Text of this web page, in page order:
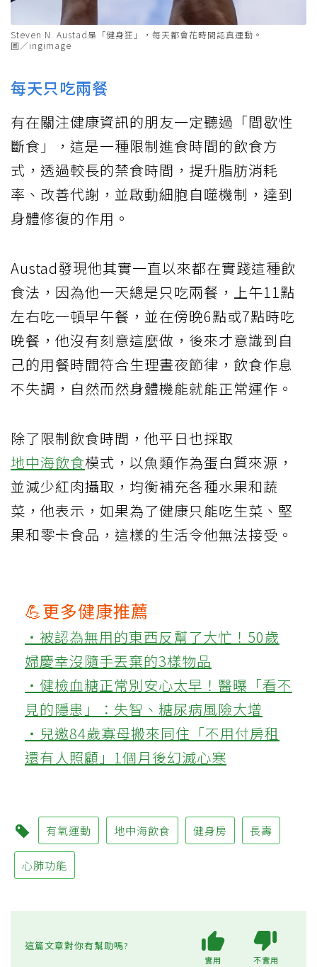
Steven N. Austad是「健身狂」，每天都會花時間認真運動。
圖／ingimage
每天只吃兩餐
有在關注健康資訊的朋友一定聽過「間歇性
斷食」，這是一種限制進食時間的飲食方
式，透過較長的禁食時間，提升脂肪消耗
率、改善代謝，並啟動細胞自噬機制，達到
身體修復的作用。
Austad發現他其實一直以來都在實踐這種飲
食法，因為他一天總是只吃兩餐，上午11點
左右吃一頓早午餐，並在傍晚6點或7點時吃
晚餐，他沒有刻意這麼做，後來才意識到自
己的用餐時間符合生理晝夜節律，飲食作息
不失調，自然而然身體機能就能正常運作。
除了限制飲食時間，他平日也採取
地中海飲食模式，以魚類作為蛋白質來源，
並減少紅肉攝取，均衡補充各種水果和蔬
菜，他表示，如果為了健康只能吃生菜、堅
果和零卡食品，這樣的生活令他無法接受。
💪更多健康推薦
‧被認為無用的東西反幫了大忙！50歲
婦慶幸沒隨手丟棄的3樣物品
‧健檢血糖正常別安心太早！醫曝「看不
見的隱患」：失智、糖尿病風險大增
‧兒邀84歲寡母搬來同住「不用付房租
還有人照顧」1個月後幻滅心寒
有氧運動 地中海飲食 健身房 長壽
心肺功能
這篇文章對你有幫助嗎?
實用 不實用